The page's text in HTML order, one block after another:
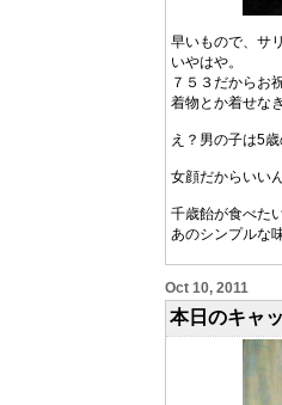
早いもので、サ
いやはや。
７５３だからお
着物とか着せな
え？男の子は5
女顔だからいい
千歳飴が食べた
あのシンプルな
Oct 10, 2011
本日のキャ